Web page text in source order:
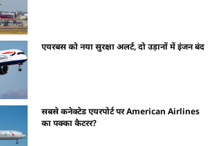
एयरबस को नया सुरक्षा अलर्ट, दो उड़ानों में इंजन बंद
सबसे कनेक्टेड एयरपोर्ट पर American Airlines
का पक्का कैटरर?